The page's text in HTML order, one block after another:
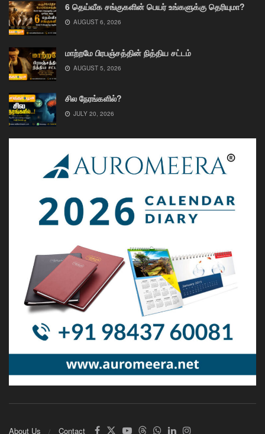
6 தெய்வீக சங்குகளின் பெயர் உங்களுக்கு தெரியுமா?
AUGUST 6, 2026
மாற்றமே பிரபஞ்சத்தின் நித்திய சட்டம்
AUGUST 5, 2026
சில நேரங்களில்?
JULY 20, 2026
About Us Contact